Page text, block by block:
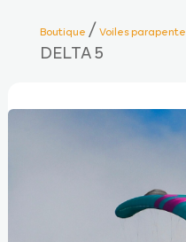
Boutique /Voiles parapente
DELTA 5